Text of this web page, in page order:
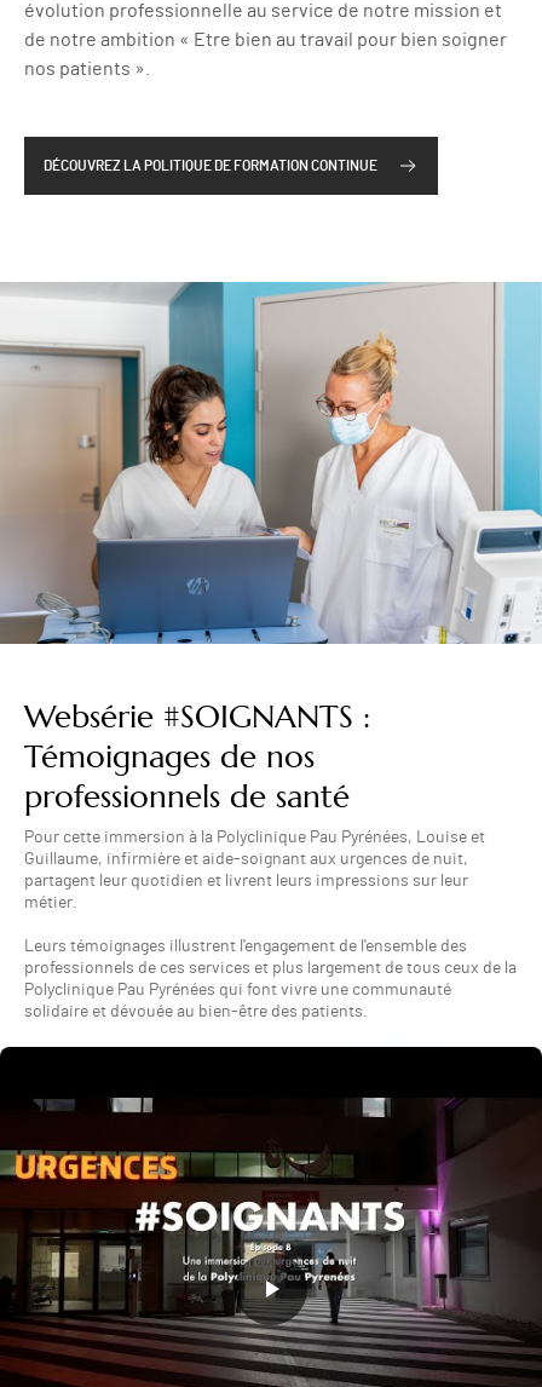
évolution professionnelle au service de notre mission et
de notre ambition « Etre bien au travail pour bien soigner
nos patients ».
DÉCOUVREZ LA POLITIQUE DE FORMATION CONTINUE
Websérie #SOIGNANTS :
Témoignages de nos
professionnels de santé
Pour cette immersion à la Polyclinique Pau Pyrénées, Louise et
Guillaume, infirmière et aide-soignant aux urgences de nuit,
partagent leur quotidien et livrent leurs impressions sur leur
métier.
Leurs témoignages illustrent l'engagement de l'ensemble des
professionnels de ces services et plus largement de tous ceux de la
Polyclinique Pau Pyrénées qui font vivre une communauté
solidaire et dévouée au bien-être des patients.